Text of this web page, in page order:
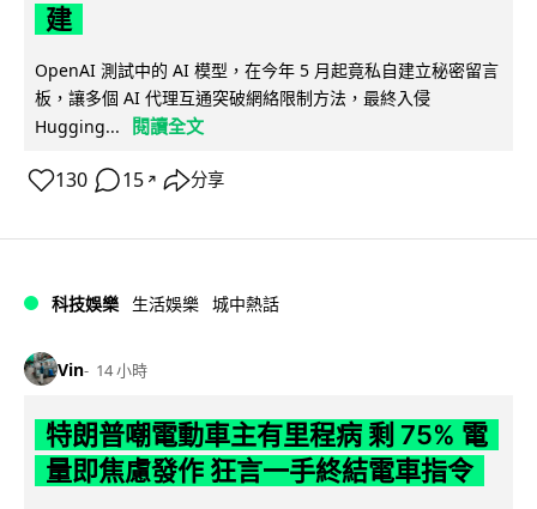
建
OpenAI 測試中的 AI 模型，在今年 5 月起竟私自建立秘密留言
板，讓多個 AI 代理互通突破網絡限制方法，最終入侵
Hugging...
閱讀全文
130 15 ↗ 分享
科技娛樂 生活娛樂 城中熱話
Vin 14 小時
特朗普嘲電動車主有里程病 剩 75% 電
量即焦慮發作 狂言一手終結電車指令